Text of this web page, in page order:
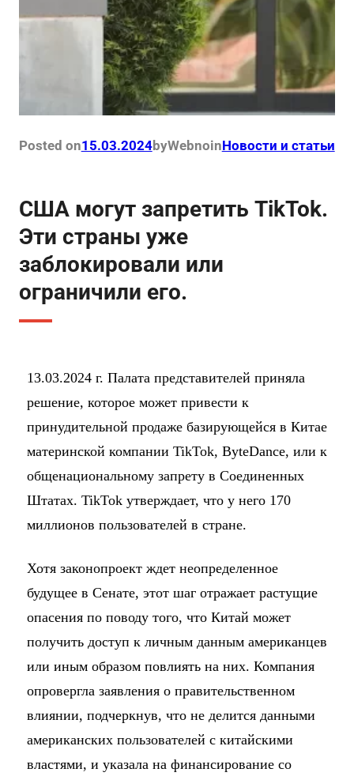
Posted on15.03.2024byWebnoinНовости и статьи
США могут запретить TikTok.
Эти страны уже
заблокировали или
ограничили его.
13.03.2024 г. Палата представителей приняла
решение, которое может привести к
принудительной продаже базирующейся в Китае
материнской компании TikTok, ByteDance, или к
общенациональному запрету в Соединенных
Штатах. TikTok утверждает, что у него 170
миллионов пользователей в стране.
Хотя законопроект ждет неопределенное
будущее в Сенате, этот шаг отражает растущие
опасения по поводу того, что Китай может
получить доступ к личным данным американцев
или иным образом повлиять на них. Компания
опровергла заявления о правительственном
влиянии, подчеркнув, что не делится данными
американских пользователей с китайскими
властями, и указала на финансирование со